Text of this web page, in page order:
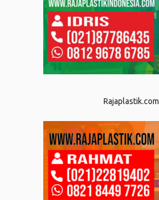
Rajaplastik.com